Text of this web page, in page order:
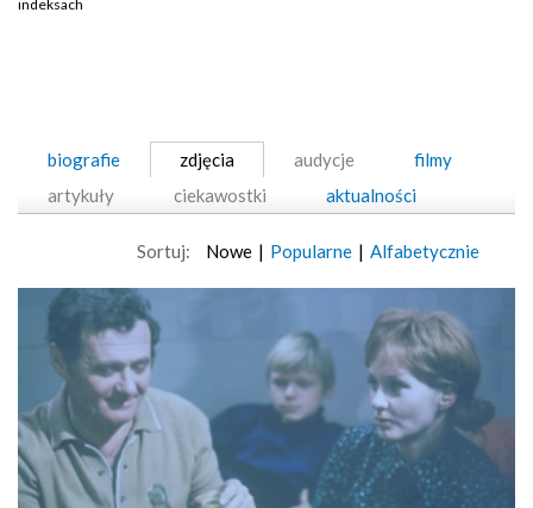
indeksach
biografie zdjęcia audycje
filmy
artykuły
ciekawostki aktualności
Sortuj: Nowe | Popularne | Alfabetycznie